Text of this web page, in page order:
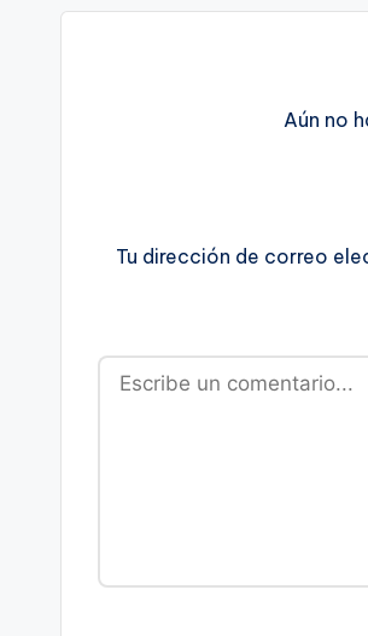
Aún no
Tu dirección de correo